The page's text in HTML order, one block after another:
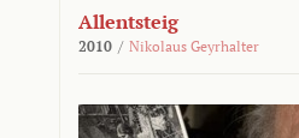
Allentsteig
2010 / Nikolaus Geyrhalter